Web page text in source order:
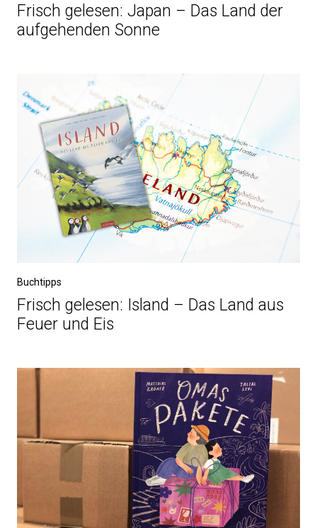
Frisch gelesen: Japan – Das Land der
aufgehenden Sonne
Buchtipps
Frisch gelesen: Island – Das Land aus
Feuer und Eis